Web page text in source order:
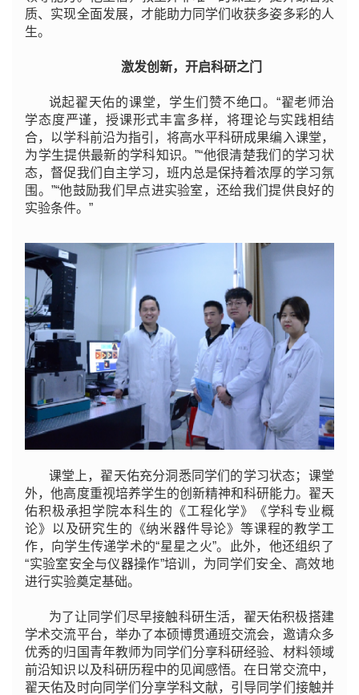
质、实现全面发展，才能助力同学们收获多姿多彩的人
生。
激发创新，开启科研之门
说起翟天佑的课堂，学生们赞不绝口。“翟老师治
学态度严谨，授课形式丰富多样，将理论与实践相结
合，以学科前沿为指引，将高水平科研成果编入课堂，
为学生提供最新的学科知识。”“他很清楚我们的学习状
态，督促我们自主学习，班内总是保持着浓厚的学习氛
围。”“他鼓励我们早点进实验室，还给我们提供良好的
实验条件。”
课堂上，翟天佑充分洞悉同学们的学习状态；课堂
外，他高度重视培养学生的创新精神和科研能力。翟天
佑积极承担学院本科生的《工程化学》《学科专业概
论》以及研究生的《纳米器件导论》等课程的教学工
作，向学生传递学术的“星星之火”。此外，他还组织了
“实验室安全与仪器操作”培训，为同学们安全、高效地
进行实验奠定基础。
为了让同学们尽早接触科研生活，翟天佑积极搭建
学术交流平台，举办了本硕博贯通班交流会，邀请众多
优秀的归国青年教师为同学们分享科研经验、材料领域
前沿知识以及科研历程中的见闻感悟。在日常交流中，
翟天佑及时向同学们分享学科文献，引导同学们接触并